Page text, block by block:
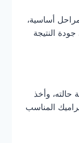
أساسية،
النتيجة
حالته، وأخذ
المناسب